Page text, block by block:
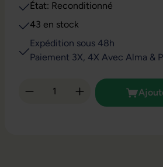
État: Reconditionné
43 en stock
Expédition sous 48h
Paiement 3X, 4X Avec Alma &
Quantité de produit :